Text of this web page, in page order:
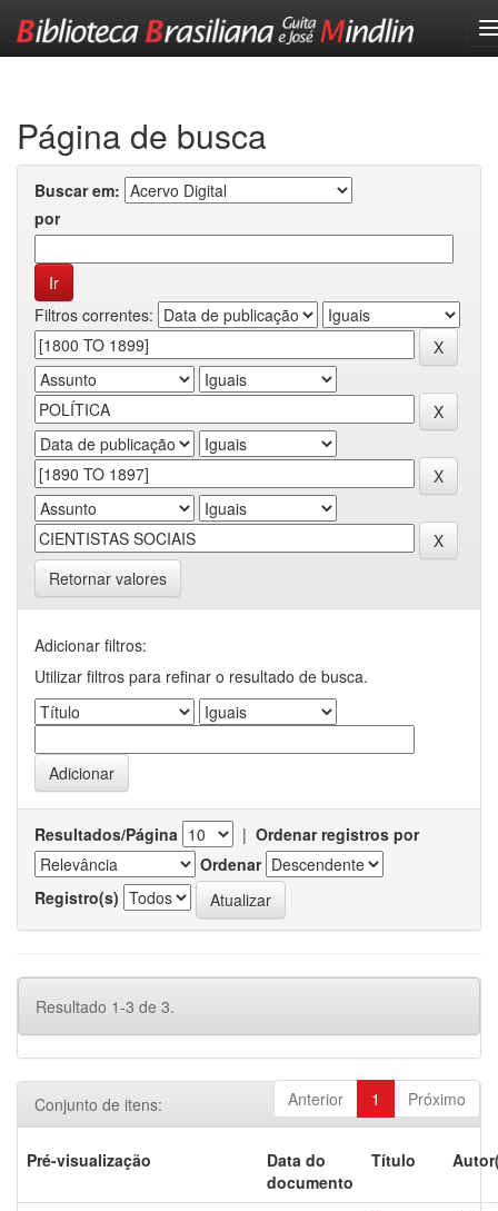
Página de busca
Buscar em:
por
Filtros correntes:
Retornar valores
Adicionar filtros:
Utilizar filtros para refinar o resultado de busca.
Resultados/Página | Ordenar registros por
Ordenar
Registro(s)
Resultado 1-3 de 3.
Anterior 1 Próximo
Conjunto de itens:
Pré-visualização
Data do
documento
Título